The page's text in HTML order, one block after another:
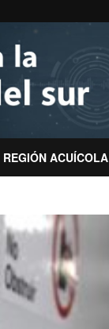
REGIÓN ACUÍCOLA